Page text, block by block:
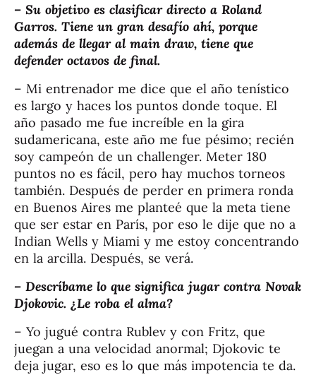
– Su objetivo es clasificar directo a Roland
Garros. Tiene un gran desafío ahí, porque
además de llegar al main draw, tiene que
defender octavos de final.
– Mi entrenador me dice que el año tenístico
es largo y haces los puntos donde toque. El
año pasado me fue increíble en la gira
sudamericana, este año me fue pésimo; recién
soy campeón de un challenger. Meter 180
puntos no es fácil, pero hay muchos torneos
también. Después de perder en primera ronda
en Buenos Aires me planteé que la meta tiene
que ser estar en París, por eso le dije que no a
Indian Wells y Miami y me estoy concentrando
en la arcilla. Después, se verá.
– Descríbame lo que significa jugar contra Novak
Djokovic. ¿Le roba el alma?
– Yo jugué contra Rublev y con Fritz, que
juegan a una velocidad anormal; Djokovic te
deja jugar, eso es lo que más impotencia te da.